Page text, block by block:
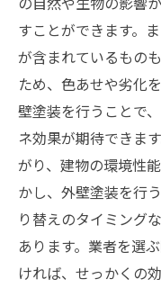
すことができます。
が含まれているもの
ため、色あせや劣化
壁塗装を行うことで
ネ効果が期待できま
がり、建物の環境性
かし、外壁塗装を行
り替えのタイミング
あります。業者を選
ければ、せっかくの